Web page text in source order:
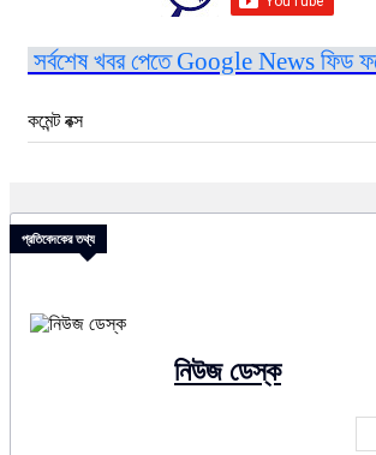
সর্বশেষ খবর পেতে Google News ফিড
কমেন্ট বক্স
প্রতিবেদকের তথ্য
নিউজ ডেস্ক